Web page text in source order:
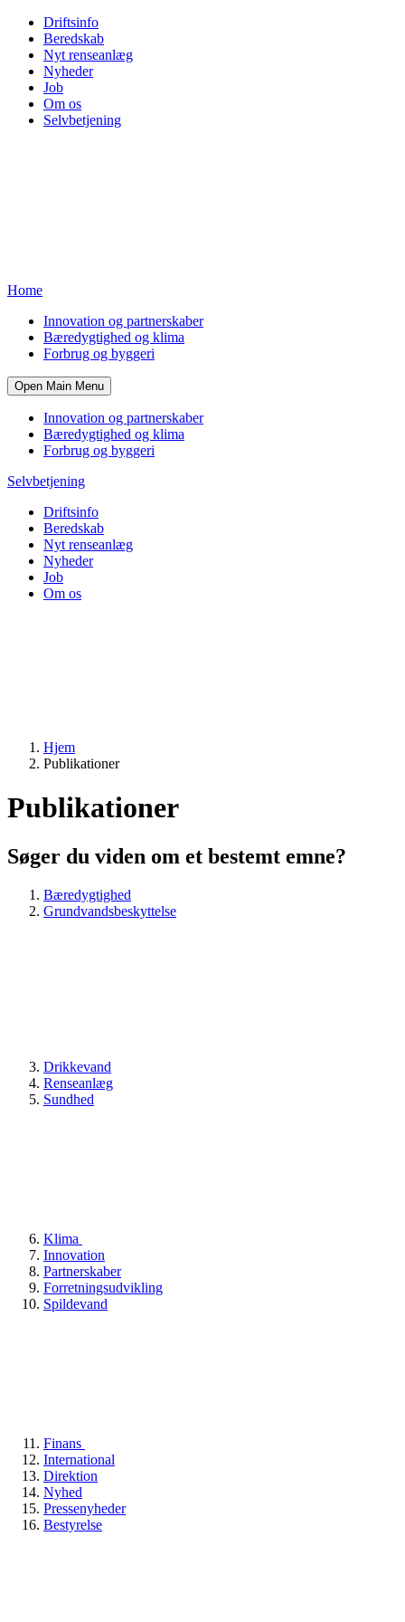
Driftsinfo
Beredskab
Nyt renseanlæg
Nyheder
Job
Om os
Selvbetjening
Home
Innovation og partnerskaber
Bæredygtighed og klima
Forbrug og byggeri
Open Main Menu
Innovation og partnerskaber
Bæredygtighed og klima
Forbrug og byggeri
Selvbetjening
Driftsinfo
Beredskab
Nyt renseanlæg
Nyheder
Job
Om os
Hjem
Publikationer
Publikationer
Søger du viden om et bestemt emne?
Bæredygtighed
Grundvandsbeskyttelse
Drikkevand
Renseanlæg
Sundhed
Klima
Innovation
Partnerskaber
Forretningsudvikling
Spildevand
Finans
International
Direktion
Nyhed
Pressenyheder
Bestyrelse